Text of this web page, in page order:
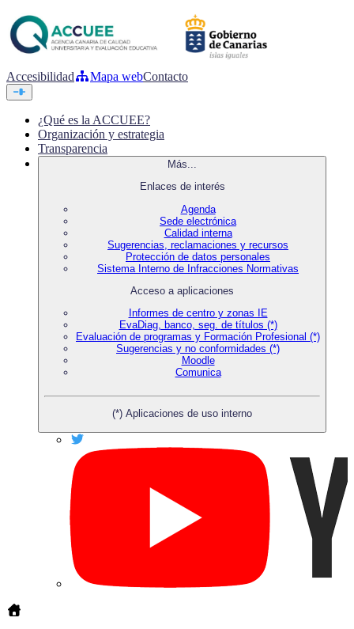
Accesibilidad Mapa webContacto
¿Qué es la ACCUEE?
Organización y estrategia
Transparencia
Más...
Enlaces de interés
Agenda
Sede electrónica
Calidad interna
Sugerencias, reclamaciones y recursos
Protección de datos personales
Sistema Interno de Infracciones Normativas
Acceso a aplicaciones
Informes de centro y zonas IE
EvaDiag, banco, seg. de títulos (*)
Evaluación de programas y Formación Profesional (*)
Sugerencias y no conformidades (*)
Moodle
Comunica
(*) Aplicaciones de uso interno